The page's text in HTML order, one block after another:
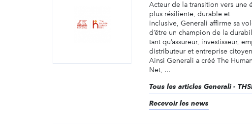
Acteur de la transition vers une
plus résiliente, durable et
inclusive, Generali affirme sa
d’être un champion de la
tant qu’assureur, investisseur,
distributeur et entreprise
Ainsi Generali a créé The
Net, ...
Tous les articles Generali -
Recevoir les news